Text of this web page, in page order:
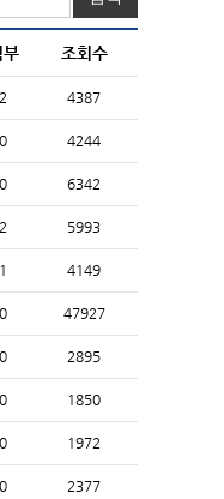
부 조회수
2 4387
0 4244
0 6342
2 5993
1 4149
0 47927
0 2895
0 1850
0 1972
0 2377